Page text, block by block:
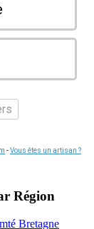
-Vous êtes un artisan ?
Région
Bretagne